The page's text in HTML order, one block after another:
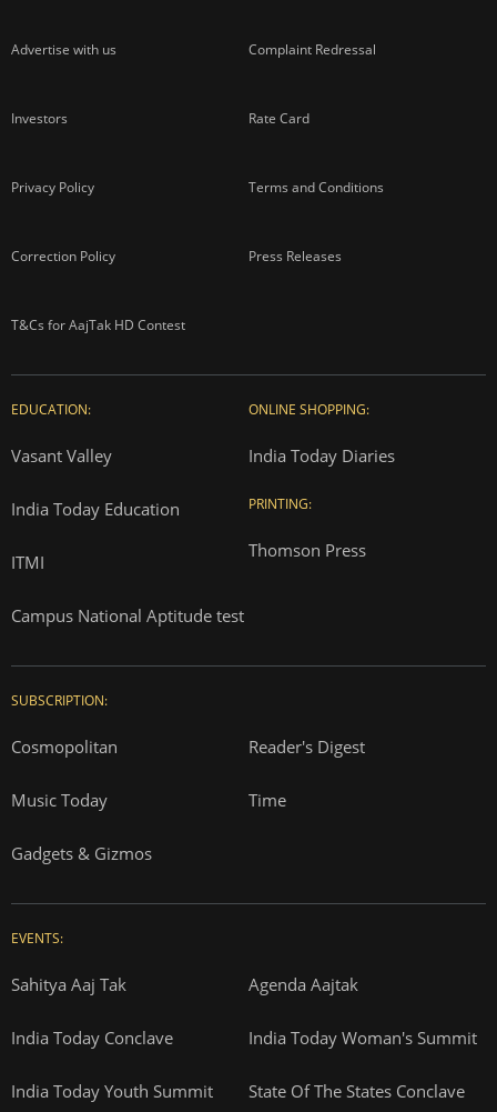
Advertise with us Complaint Redressal
Investors Rate Card
Privacy Policy Terms and Conditions
Correction Policy Press Releases
T&Cs for AajTak HD Contest
EDUCATION:
Vasant Valley
India Today Education
ITMI
Campus National Aptitude test
ONLINE SHOPPING:
India Today Diaries
PRINTING:
Thomson Press
SUBSCRIPTION:
Cosmopolitan Reader's Digest
Music Today Time
Gadgets & Gizmos
EVENTS:
Sahitya Aaj Tak Agenda Aajtak
India Today Conclave India Today Woman's Summit
India Today Youth Summit State Of The States Conclave